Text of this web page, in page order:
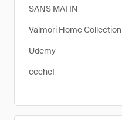
SANS MATIN
Valmori Home Collection
Udemy
ccchef